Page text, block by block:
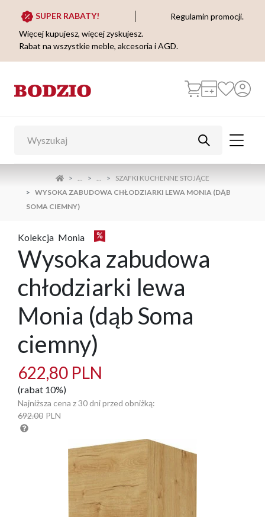
SUPER RABATY!
Regulamin promocji.
Więcej kupujesz, więcej zyskujesz.
Rabat na wszystkie meble, akcesoria i AGD.
... ...
SZAFKI KUCHENNE STOJĄCE
WYSOKA ZABUDOWA CHŁODZIARKI LEWA MONIA (DĄB
SOMA CIEMNY)
Kolekcja Monia
Wysoka zabudowa
chłodziarki lewa
Monia (dąb Soma
ciemny)
622,80 PLN
(rabat 10%)
Najniższa cena z 30 dni przed obniżką:
692.00 PLN